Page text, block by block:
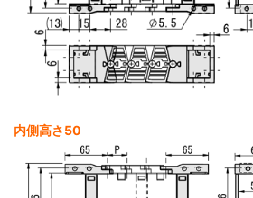
内側高さ50